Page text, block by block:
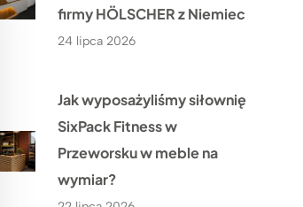
firmy HÖLSCHER z Niemiec
24 lipca 2026
Jak wyposażyliśmy siłownię
SixPack Fitness w
Przeworsku w meble na
wymiar?